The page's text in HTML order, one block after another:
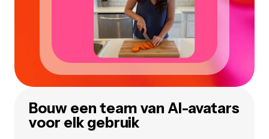
Bouw een team van AI-avatars
voor elk gebruik